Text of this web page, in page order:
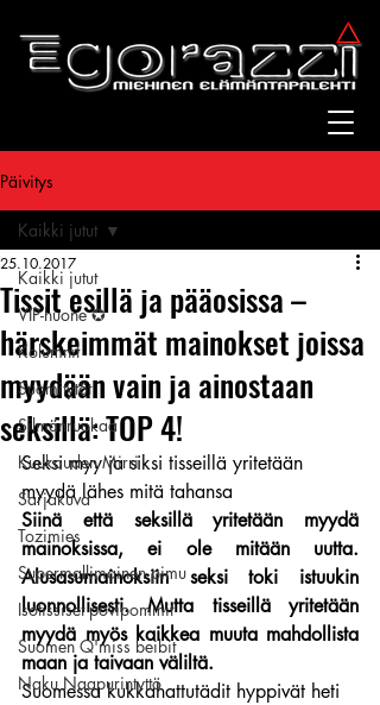
Päivitys
Kaikki jutut
VIP-huone ✪
Kolumnit
Suomitytöt
Silmänruokaa
Kuukauden Mirri
Sarjakuva
Tozimies
Supermallimainen pimu
Isotissiset povipommit
Suomen Q'miss beibit
Naku Naapurintyttö
Kaikki jutut
Tissit esillä ja pääosissa –
härskeimmät mainokset joissa
myydään vain ja ainostaan
seksillä: TOP 4!
25.10.2017
Seksi myy ja siksi tisseillä yritetään
myydä lähes mitä tahansa
Siinä että seksillä yritetään myydä
mainoksissa, ei ole mitään uutta.
Alusasumainoksiin seksi toki istuukin
luonnollisesti. Mutta tisseillä yritetään
myydä myös kaikkea muuta mahdollista
maan ja taivaan väliltä.
Suomessa kukkahattutädit hyppivät heti